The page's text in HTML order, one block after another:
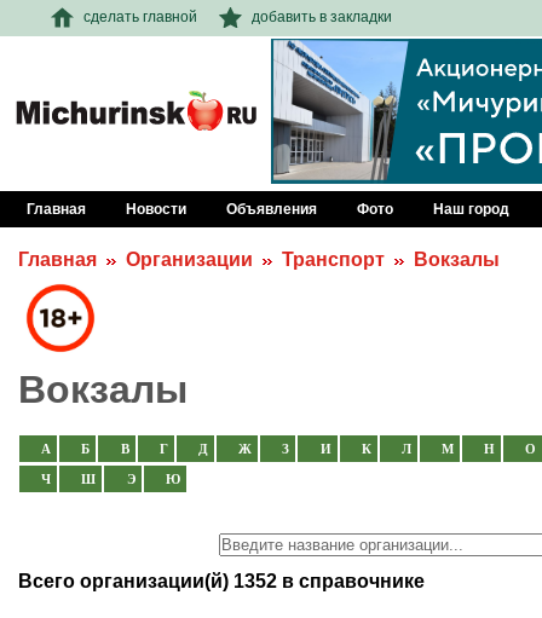
сделать главной добавить в закладки
Главная Новости Объявления Фото Наш город
Главная Организации Транспорт Вокзалы
Вокзалы
А Б В Г Д Ж З И К Л М Н О
Ч Ш Э Ю
Всего организации(й) 1352 в справочнике